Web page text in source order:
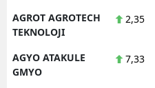
AGROT AGROTECH
TEKNOLOJI
2,35
AGYO ATAKULE
GMYO
7,33